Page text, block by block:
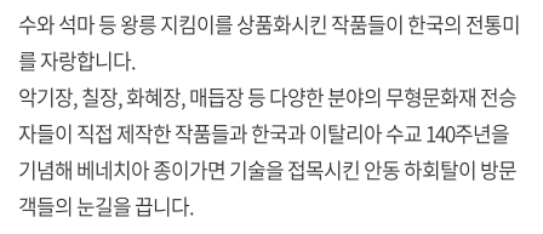
수와 석마 등 왕릉 지킴이를 상품화시킨 작품들이 한국의 전통미
를 자랑합니다.
악기장, 칠장, 화혜장, 매듭장 등 다양한 분야의 무형문화재 전승
자들이 직접 제작한 작품들과 한국과 이탈리아 수교 140주년을
기념해 베네치아 종이가면 기술을 접목시킨 안동 하회탈이 방문
객들의 눈길을 끕니다.